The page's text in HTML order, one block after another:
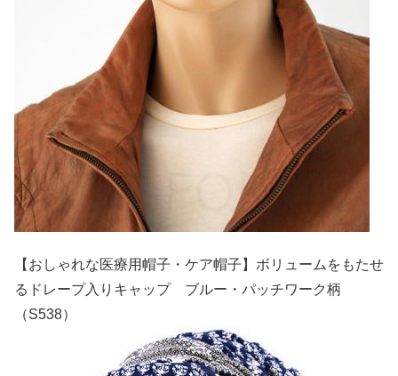
【おしゃれな医療用帽子・ケア帽子】ボリュームをもたせ
るドレープ入りキャップ ブルー・パッチワーク柄
（S538）